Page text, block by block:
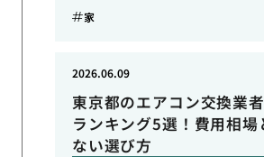
家
東京都のエアコン交換業
ランキング5選！費用相場
ない選び方
2026.06.09